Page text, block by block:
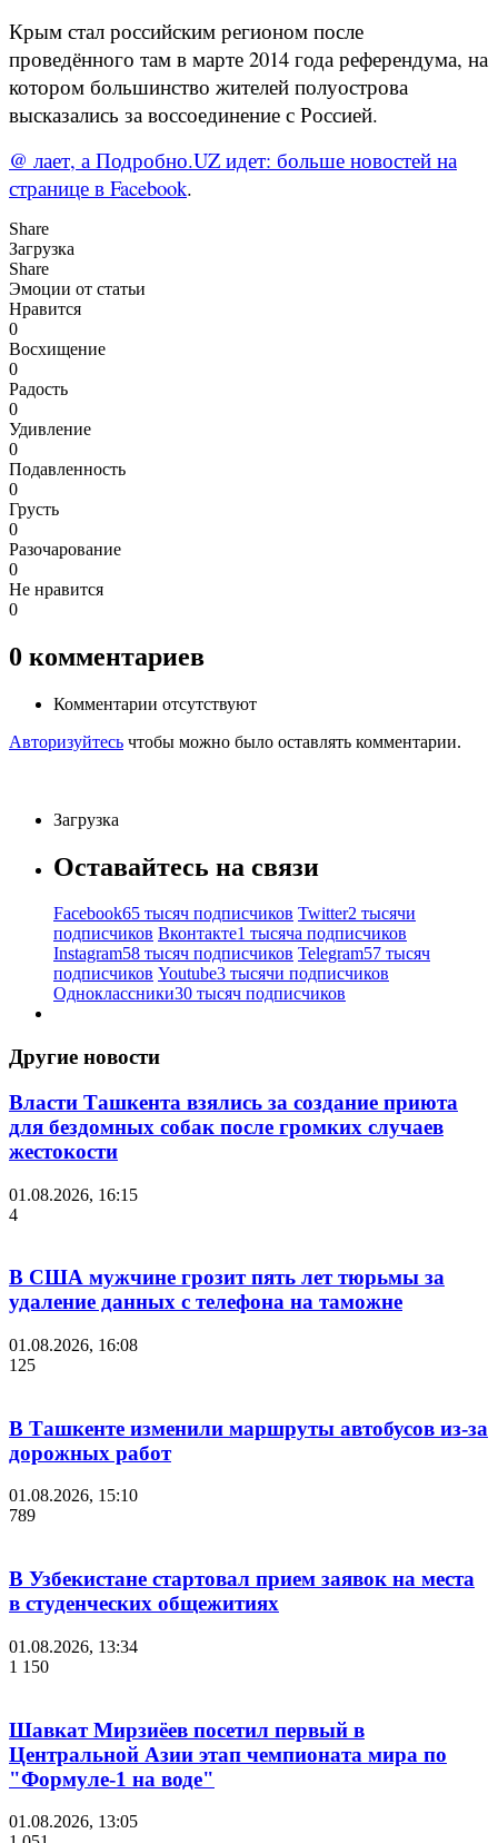
Крым стал российским регионом после
проведённого там в марте 2014 года референдума, на
котором большинство жителей полуострова
высказались за воссоединение с Россией.
@ лает, а Подробно.UZ идет: больше новостей на
странице в Facebook.
Share
Загрузка
Share
Эмоции от статьи
Нравится
0
Восхищение
0
Радость
0
Удивление
0
Подавленность
0
Грусть
0
Разочарование
0
Не нравится
0
0 комментариев
Комментарии отсутствуют
Авторизуйтесь чтобы можно было оставлять комментарии.
Загрузка
Оставайтесь на связи
Facebook65 тысяч подписчиков Twitter2 тысячи
подписчиков Вконтакте1 тысяча подписчиков
Instagram58 тысяч подписчиков Telegram57 тысяч
подписчиков Youtube3 тысячи подписчиков
Одноклассники30 тысяч подписчиков
Другие новости
Власти Ташкента взялись за создание приюта
для бездомных собак после громких случаев
жестокости
01.08.2026, 16:15
4
В США мужчине грозит пять лет тюрьмы за
удаление данных с телефона на таможне
01.08.2026, 16:08
125
В Ташкенте изменили маршруты автобусов из-за
дорожных работ
01.08.2026, 15:10
789
В Узбекистане стартовал прием заявок на места
в студенческих общежитиях
01.08.2026, 13:34
1 150
Шавкат Мирзиёев посетил первый в
Центральной Азии этап чемпионата мира по
"Формуле-1 на воде"
01.08.2026, 13:05